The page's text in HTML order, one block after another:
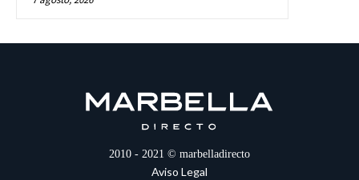
2010 - 2021 © marbelladirecto
Aviso Legal